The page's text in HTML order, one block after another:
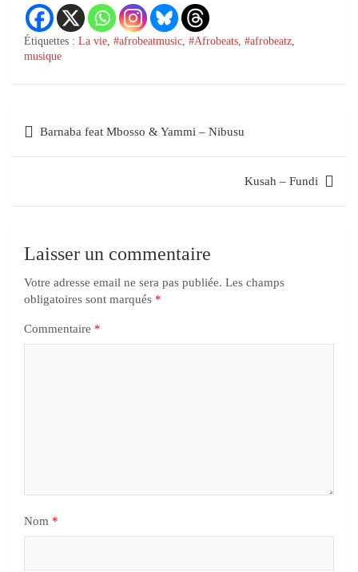
Étiquettes : La vie, #afrobeatmusic, #Afrobeats, #afrobeatz,
musique
Barnaba feat Mbosso & Yammi – Nibusu
Kusah – Fundi
Laisser un commentaire
Votre adresse email ne sera pas publiée. Les champs
obligatoires sont marqués *
Commentaire *
Nom *